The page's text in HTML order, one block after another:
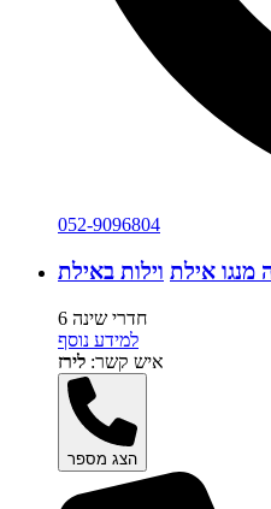
052-9096804
מנגו אילת וילות באילת
6 חדרי שינה
למידע נוסף
איש קשר: לירז
הצג מספר